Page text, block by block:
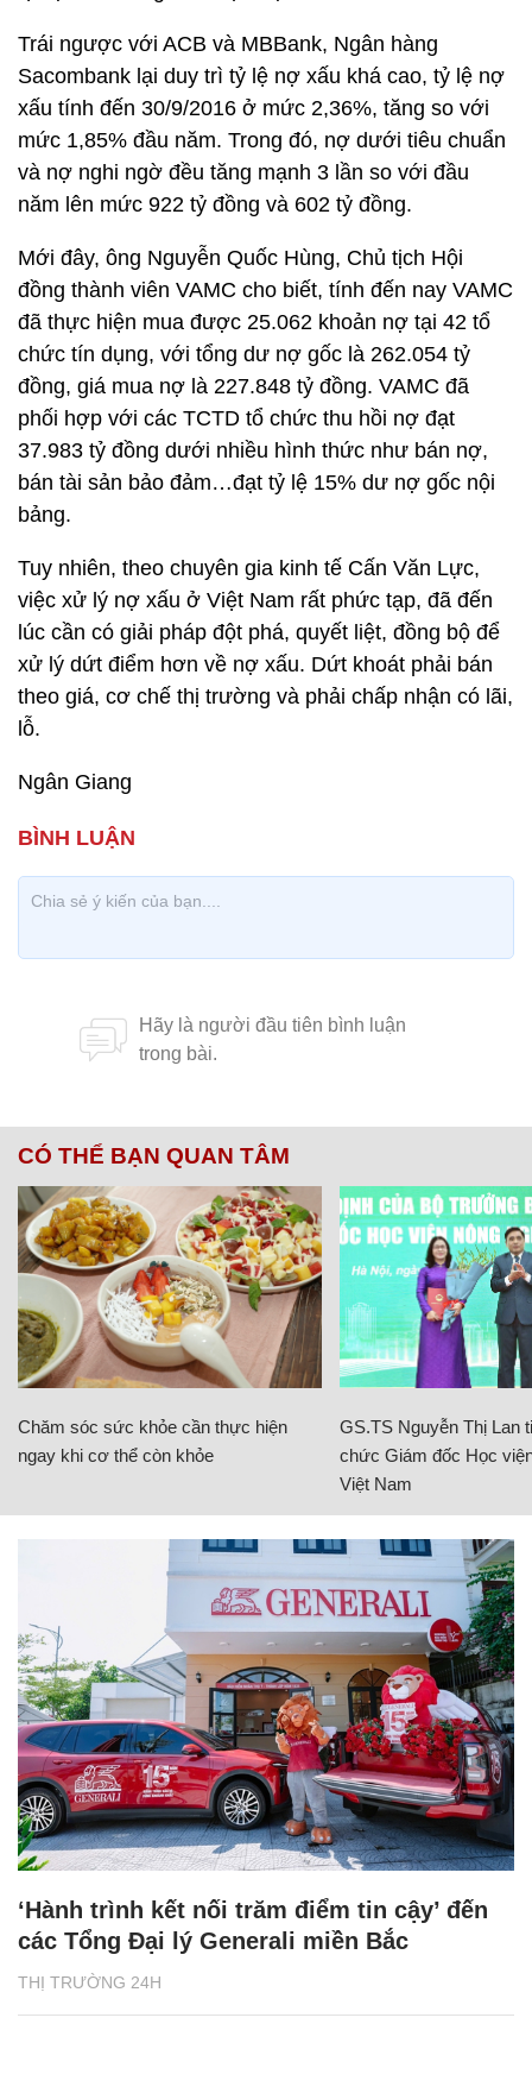
Trái ngược với ACB và MBBank, Ngân hàng
Sacombank lại duy trì tỷ lệ nợ xấu khá cao, tỷ lệ nợ
xấu tính đến 30/9/2016 ở mức 2,36%, tăng so với
mức 1,85% đầu năm. Trong đó, nợ dưới tiêu chuẩn
và nợ nghi ngờ đều tăng mạnh 3 lần so với đầu
năm lên mức 922 tỷ đồng và 602 tỷ đồng.
Mới đây, ông Nguyễn Quốc Hùng, Chủ tịch Hội
đồng thành viên VAMC cho biết, tính đến nay VAMC
đã thực hiện mua được 25.062 khoản nợ tại 42 tổ
chức tín dụng, với tổng dư nợ gốc là 262.054 tỷ
đồng, giá mua nợ là 227.848 tỷ đồng. VAMC đã
phối hợp với các TCTD tổ chức thu hồi nợ đạt
37.983 tỷ đồng dưới nhiều hình thức như bán nợ,
bán tài sản bảo đảm…đạt tỷ lệ 15% dư nợ gốc nội
bảng.
Tuy nhiên, theo chuyên gia kinh tế Cấn Văn Lực,
việc xử lý nợ xấu ở Việt Nam rất phức tạp, đã đến
lúc cần có giải pháp đột phá, quyết liệt, đồng bộ để
xử lý dứt điểm hơn về nợ xấu. Dứt khoát phải bán
theo giá, cơ chế thị trường và phải chấp nhận có lãi,
lỗ.
Ngân Giang
CÓ THỂ BẠN QUAN TÂM
Chăm sóc sức khỏe cần thực hiện
ngay khi cơ thể còn khỏe
GS.TS Nguyễn Thị Lan
chức Giám đốc Học
Việt Nam
THỊ TRƯỜNG 24H
‘Hành trình kết nối trăm điểm tin cậy’ đến
các Tổng Đại lý Generali miền Bắc